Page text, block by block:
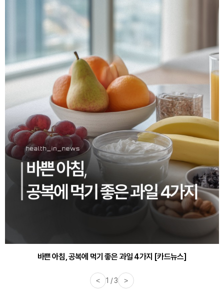
바쁜 아침, 공복에 먹기 좋은 과일 4가지 [카드뉴스]
30대부터 유병률 2배...여자에게 꼭 필요한 검사는? [카드뉴스]
< 1 / 3 >